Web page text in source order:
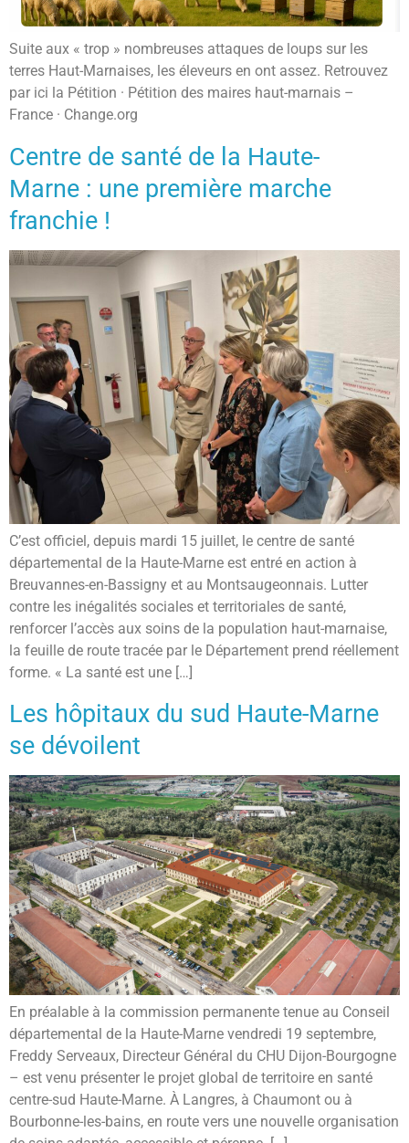
Suite aux « trop » nombreuses attaques de loups sur les
terres Haut-Marnaises, les éleveurs en ont assez. Retrouvez
par ici la Pétition · Pétition des maires haut-marnais –
France · Change.org
Centre de santé de la Haute-
Marne : une première marche
franchie !
C’est officiel, depuis mardi 15 juillet, le centre de santé
départemental de la Haute-Marne est entré en action à
Breuvannes-en-Bassigny et au Montsaugeonnais. Lutter
contre les inégalités sociales et territoriales de santé,
renforcer l’accès aux soins de la population haut-marnaise,
la feuille de route tracée par le Département prend réellement
forme. « La santé est une […]
Les hôpitaux du sud Haute-Marne
se dévoilent
En préalable à la commission permanente tenue au Conseil
départemental de la Haute-Marne vendredi 19 septembre,
Freddy Serveaux, Directeur Général du CHU Dijon-Bourgogne
– est venu présenter le projet global de territoire en santé
centre-sud Haute-Marne. À Langres, à Chaumont ou à
Bourbonne-les-bains, en route vers une nouvelle organisation